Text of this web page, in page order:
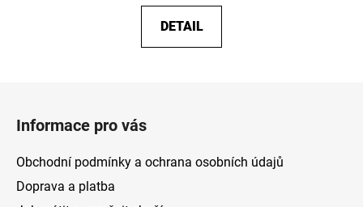
DETAIL
Informace pro vás
Obchodní podmínky a ochrana osobních údajů
Doprava a platba